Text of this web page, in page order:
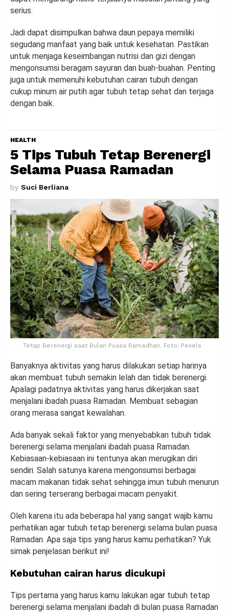
serius.
Jadi dapat disimpulkan bahwa daun pepaya memiliki
segudang manfaat yang baik untuk kesehatan. Pastikan
untuk menjaga keseimbangan nutrisi dan gizi dengan
mengonsumsi beragam sayuran dan buah-buahan. Penting
juga untuk memenuhi kebutuhan cairan tubuh dengan
cukup minum air putih agar tubuh tetap sehat dan terjaga
dengan baik.
HEALTH
5 Tips Tubuh Tetap Berenergi
Selama Puasa Ramadan
by Suci Berliana
Tetap Berenergi saat Bulan Puasa Ramadhan. Foto: Pexels
Banyaknya aktivitas yang harus dilakukan setiap harinya
akan membuat tubuh semakin lelah dan tidak berenergi.
Apalagi padatnya aktivitas yang harus dikerjakan saat
menjalani ibadah puasa Ramadan. Membuat sebagian
orang merasa sangat kewalahan.
Ada banyak sekali faktor yang menyebabkan tubuh tidak
berenergi selama menjalani ibadah puasa Ramadan.
Kebiasaan-kebiasaan ini tentunya akan merugikan diri
sendiri. Salah satunya karena mengonsumsi berbagai
macam makanan tidak sehat sehingga imun tubuh menurun
dan sering terserang berbagai macam penyakit.
Oleh karena itu ada beberapa hal yang sangat wajib kamu
perhatikan agar tubuh tetap berenergi selama bulan puasa
Ramadan. Apa saja tips yang harus kamu perhatikan? Yuk
simak penjelasan berikut ini!
Kebutuhan cairan harus dicukupi
Tips pertama yang harus kamu lakukan agar tubuh tetap
berenergi selama menjalani ibadah di bulan puasa Ramadan